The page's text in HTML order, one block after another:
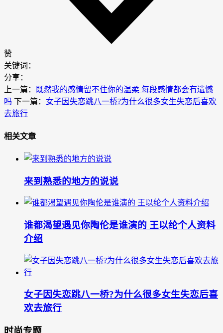
赞
关键词：
分享：
上一篇：
既然我的感情留不住你的温柔 每段感情都会有遗憾
吗 下一篇： 女子因失恋跳八一桥?为什么很多女生失恋后喜欢
去旅行
相关文章
来到熟悉的地方的说说
谁都渴望遇见你陶伦是谁演的 王以纶个人资料
介绍
女子因失恋跳八一桥?为什么很多女生失恋后喜
欢去旅行
时尚专题